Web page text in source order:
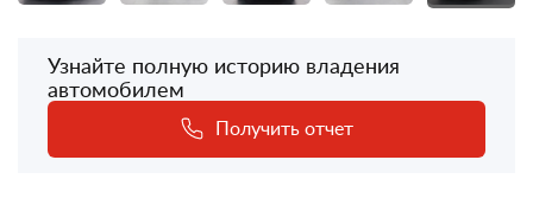
Узнайте полную историю владения
автомобилем
Получить отчет